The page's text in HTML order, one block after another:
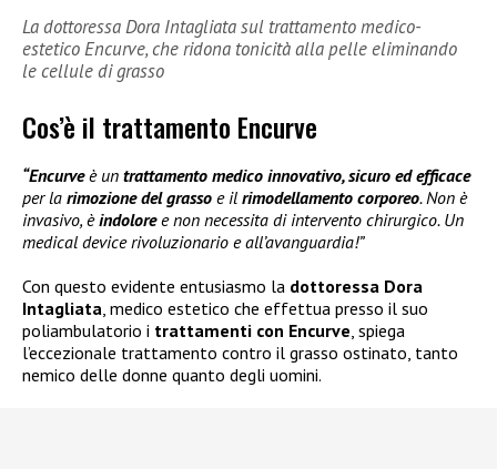
La dottoressa Dora Intagliata sul trattamento medico-
estetico Encurve, che ridona tonicità alla pelle eliminando
le cellule di grasso
Cos’è il trattamento Encurve
“Encurveè un trattamento medico innovativo, sicuro ed efficace
per la rimozione del grasso e il rimodellamento corporeo. Non è
invasivo, èindoloree non necessita di intervento chirurgico. Un
medical device rivoluzionario e all’avanguardia!”
Con questo evidente entusiasmo la dottoressa Dora
Intagliata , medico estetico che effettua presso il suo
poliambulatorio i trattamenti con Encurve , spiega
l’eccezionale trattamento contro il grasso ostinato, tanto
nemico delle donne quanto degli uomini.